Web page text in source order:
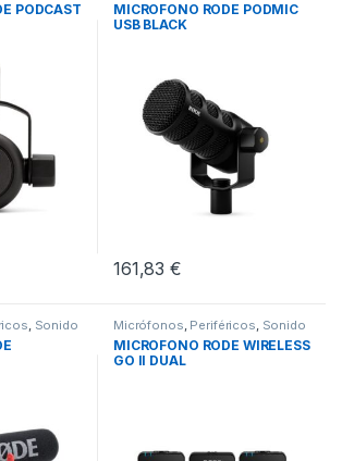
PODCAST
MICROFONO RODE PODMIC
USB BLACK
161,83€
, Sonido Micrófonos, Periféricos, Sonido
MICROFONO RODE WIRELESS
GO II DUAL